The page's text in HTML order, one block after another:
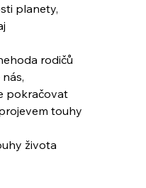
planety,
rodičů
pokračovat
touhy
života